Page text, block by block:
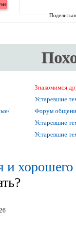
Знакомимся
Устаревшие
Форум
Устаревшие
Устаревшие
хорошего